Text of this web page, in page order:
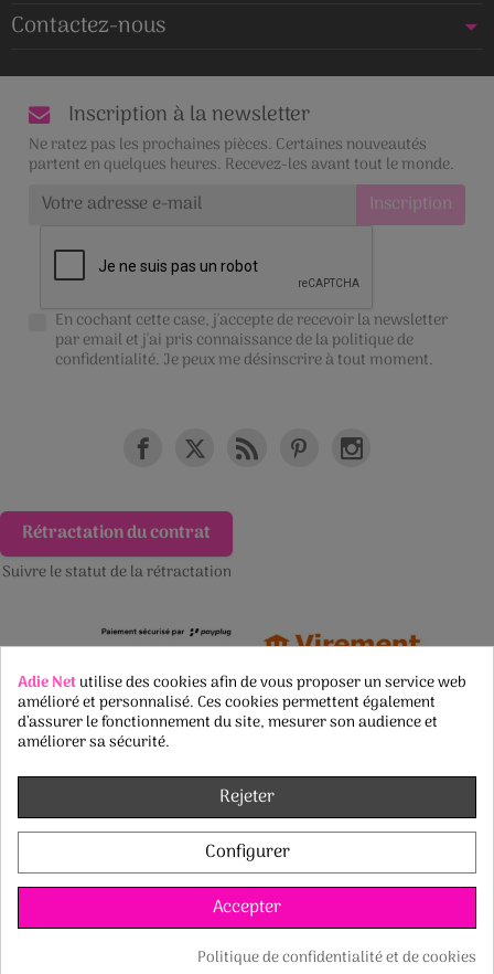
Contactez-nous
Inscription à la newsletter
Ne ratez pas les prochaines pièces. Certaines nouveautés
partent en quelques heures. Recevez-les avant tout le monde.
En cochant cette case, j'accepte de recevoir la newsletter
par email et j'ai pris connaissance de lapolitique de
confidentialité. Je peux me désinscrire à tout moment.
Rétractation du contrat
Suivre le statut de la rétractation
Adie Netutilise des cookies afin de vous proposer un service web
amélioré et personnalisé. Ces cookies permettent également
d’assurer le fonctionnement du site, mesurer son audience et
améliorer sa sécurité.
Rejeter
Configurer
Accepter
Politique de confidentialité et de cookies